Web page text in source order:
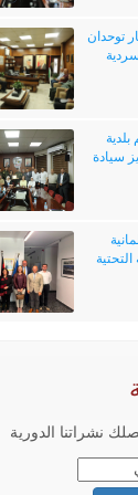
توحدان
سيادة
نشراتنا الدورية